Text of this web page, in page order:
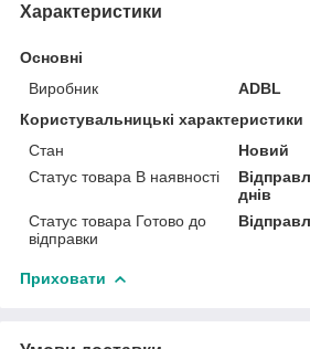
Характеристики
Основні
Виробник
ADBL
Користувальницькі характеристики
Стан
Новий
Статус товара В наявності
днів
Статус товара Готово до
відправки
Приховати